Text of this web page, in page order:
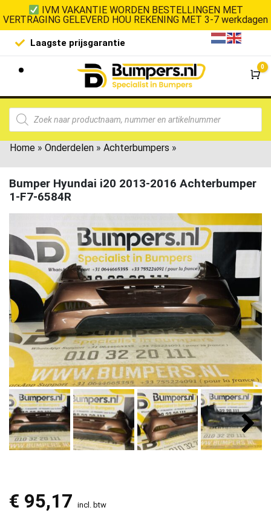
IVM VAKANTIE WORDEN BESTELLINGEN MET
VERTRAGING GELEVERD HOU REKENING MET 3-7 werkdagen
Laagste prijsgarantie De
0
Home » Onderdelen » Achterbumpers »
Bumper Hyundai i20 2013-2016 Achterbumper
1-F7-6584R
€ 95,17 incl. btw